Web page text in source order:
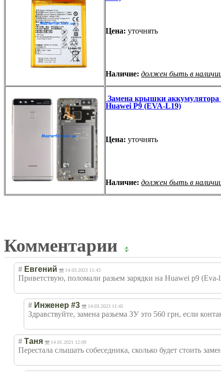
Цена: уточнять
Наличие: должен быть в
Замена крышки аккумулятора
Huawei P9 (EVA-L19)
Цена: уточнять
Наличие: должен быть в
Комментарии
# Евгений 14.03.2023 11:43
Приветствую, поломали разьем зарядки на Huаwei p9 (Eva-
# Инженер #3 14.03.2023 11:45
Здравствуйте, замена разьема ЗУ это 560 грн, если
# Таня 14.01.2021 12:09
Перестала слышать собеседника, сколько будет стоить